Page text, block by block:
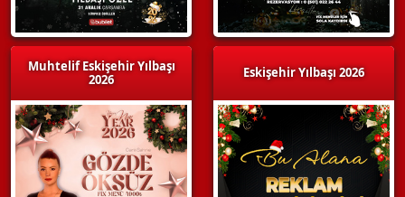
Muhtelif Eskişehir Yılbaşı
2026
Eskişehir Yılbaşı 2026